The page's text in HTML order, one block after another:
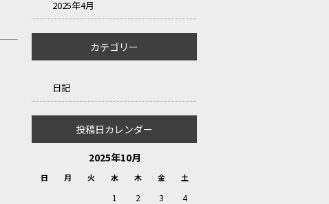
2025年4月
カテゴリー
日記
投稿日カレンダー
2025年10月
日 月 火 水 木 金 土
1 2 3 4